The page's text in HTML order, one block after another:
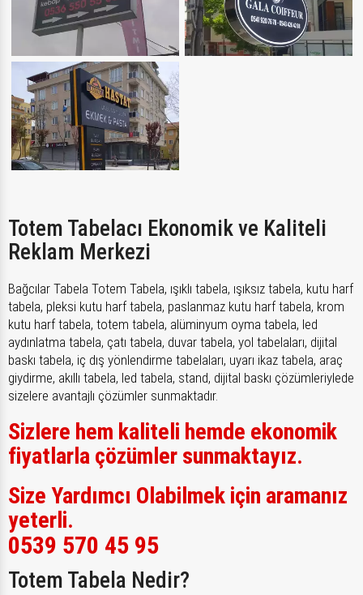
Totem Tabelacı Ekonomik ve Kaliteli
Reklam Merkezi
Bağcılar Tabela Totem Tabela, ışıklı tabela, ışıksız tabela, kutu harf
tabela, pleksi kutu harf tabela, paslanmaz kutu harf tabela, krom
kutu harf tabela, totem tabela, alüminyum oyma tabela, led
aydınlatma tabela, çatı tabela, duvar tabela, yol tabelaları, dijital
baskı tabela, iç dış yönlendirme tabelaları, uyarı ikaz tabela, araç
giydirme, akıllı tabela, led tabela, stand, dijital baskı çözümleriylede
sizelere avantajlı çözümler sunmaktadır.
Sizlere hem kaliteli hemde ekonomik
fiyatlarla çözümler sunmaktayız.
Size Yardımcı Olabilmek için aramanız
yeterli.
0539 570 45 95
Totem Tabela Nedir?